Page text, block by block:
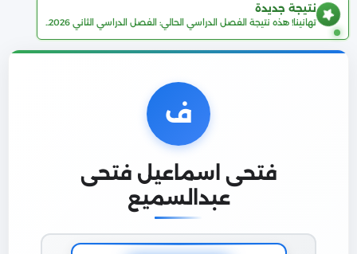
نتيجة جديدة
تهانينا! هذه نتيجة الفصل الدراسي الحالي: الفصل الدراسي الثاني 2026..
ف
فتحى اسماعيل فتحى
عبدالسميع